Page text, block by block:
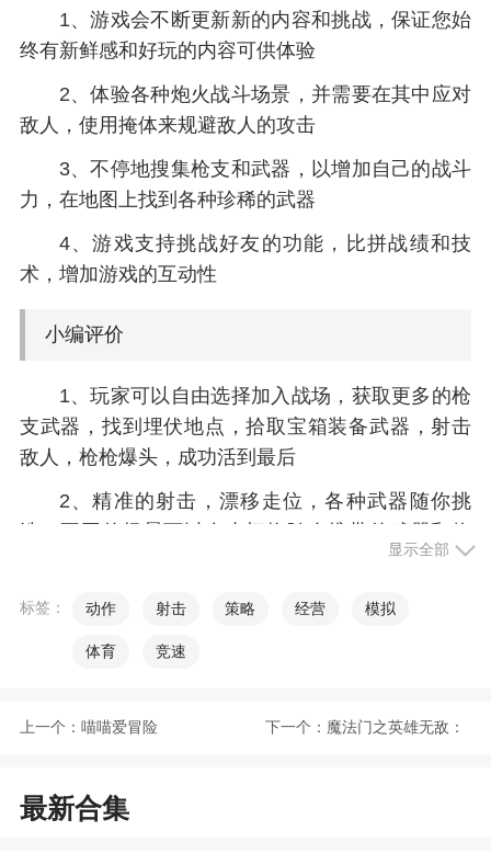
1、游戏会不断更新新的内容和挑战，保证您始
终有新鲜感和好玩的内容可供体验
2、体验各种炮火战斗场景，并需要在其中应对
敌人，使用掩体来规避敌人的攻击
3、不停地搜集枪支和武器，以增加自己的战斗
力，在地图上找到各种珍稀的武器
4、游戏支持挑战好友的功能，比拼战绩和技
术，增加游戏的互动性
小编评价
1、玩家可以自由选择加入战场，获取更多的枪
支武器，找到埋伏地点，拾取宝箱装备武器，射击
敌人，枪枪爆头，成功活到最后
2、精准的射击，漂移走位，各种武器随你挑
选，不同的场景可以自由切换随身携带的武器和物
显示全部
标签： 动作 射击 策略 经营 模拟
体育 竞速
上一个： 喵喵爱冒险 下一个： 魔法门之英雄无敌：
最新合集